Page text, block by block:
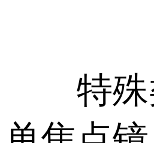
特殊